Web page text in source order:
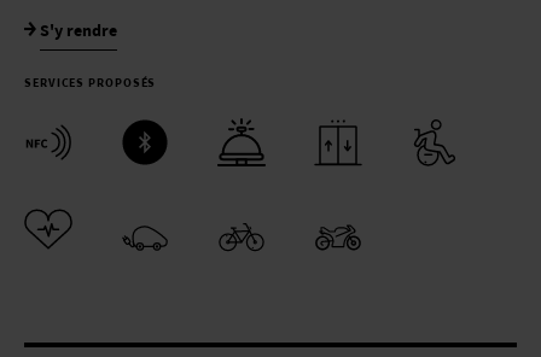
©LPA PARKING 2026
MENTIONS LÉGALES COOKIES
S'y rendre
SERVICES PROPOSÉS